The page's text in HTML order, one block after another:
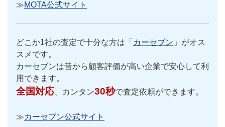
≫MOTA公式サイト
どこか1社の査定で十分な方は「 カーセブン 」がオス
スメです。
カーセブンは昔から顧客評価が高い企業で安心して利
用できます。
全国対応、カンタン30秒で査定依頼ができます。
≫カーセブン公式サイト